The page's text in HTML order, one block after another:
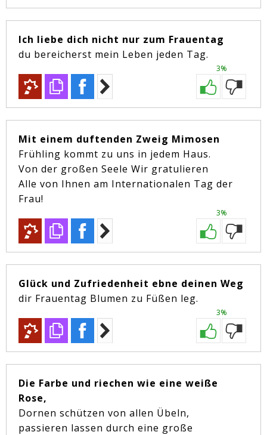
Ich liebe dich nicht nur zum Frauentag
du bereicherst mein Leben jeden Tag.
3%
Mit einem duftenden Zweig Mimosen
Frühling kommt zu uns in jedem Haus.
Von der großen Seele Wir gratulieren
Alle von Ihnen am Internationalen Tag der
Frau!
3%
Glück und Zufriedenheit ebne deinen Weg
dir Frauentag Blumen zu Füßen leg.
3%
Die Farbe und riechen wie eine weiße
Rose,
Dornen schützen von allen Übeln,
passieren lassen durch eine große